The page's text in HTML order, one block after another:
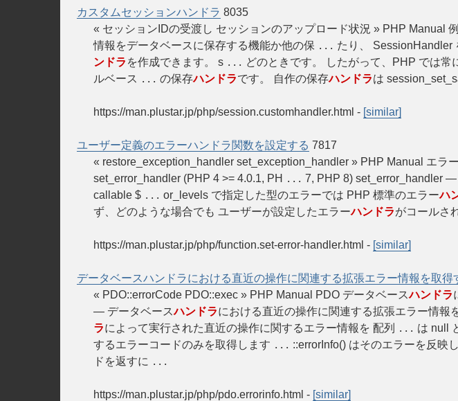
カスタムセッションハンドラ 8035
« セッションIDの受渡し セッションのアップロード状況 » PHP Manual
情報をデータベースに保存する機能か他の保 ... たり、 SessionHandler
ンドラ を作成できます。 s ... どのときです。 したがって、PHP では常
ルベース
... の保存ハンドラです。 自作の保存ハンドラは
https://man.plustar.jp/php/session.customhandler.html - [similar]
ユーザー定義のエラーハンドラ関数を設定する 7817
« restore_exception_handler set_exception_handler » PHP Manual エラ
set_error_handler (PHP 4 >= 4.0.1, PH
... 7, PHP 8) set_error_handler
callable $ ... or_levels で指定した型のエラーでは PHP 標準のエラーハ
ず、どのような場合でも ユーザーが設定したエラーハンドラがコールさ
https://man.plustar.jp/php/function.set-error-handler.html - [similar]
データベースハンドラにおける直近の操作に関連する拡張エラー情報を取得
« PDO::errorCode PDO::exec » PHP Manual PDO データベースハンドラ
— データベースハンドラにおける直近の操作に関連する拡張エラー情報
ラによって実行された直近の操作に関するエラー情報を 配列 ... は null
するエラーコードのみを取得します ... ::errorInfo() はそのエラーを反映
ドを返すに ...
https://man.plustar.jp/php/pdo.errorinfo.html - [similar]